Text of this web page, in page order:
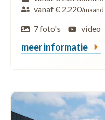
vanaf € 2.220/maand
7 foto's
video
meer informatie